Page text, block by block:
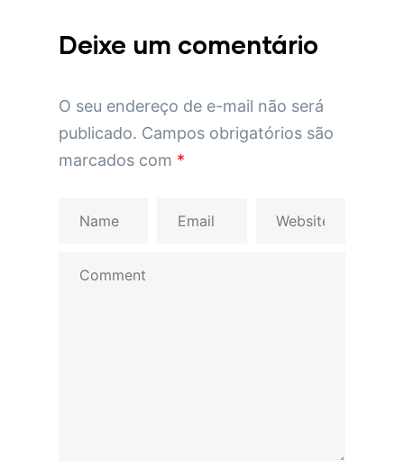
Deixe um comentário
O seu endereço de e-mail não será
publicado. Campos obrigatórios são
marcados com *